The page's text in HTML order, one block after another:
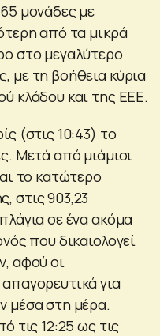
μονάδες με
από τα μικρά
στο μεγαλύτερο
με τη βοήθεια κύρια
κλάδου και της ΕΕΕ.
(στις 10:43) το
Μετά από μιάμισι
το κατώτερο
στις 903,23
σε ένα ακόμα
που δικαιολογεί
αφού οι
για
μέσα στη μέρα.
τις 12:25 ως τις